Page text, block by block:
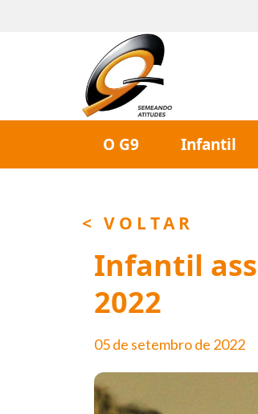
O G9 Infantil
< VOLTAR
Infantil
2022
05 de setembro de 2022